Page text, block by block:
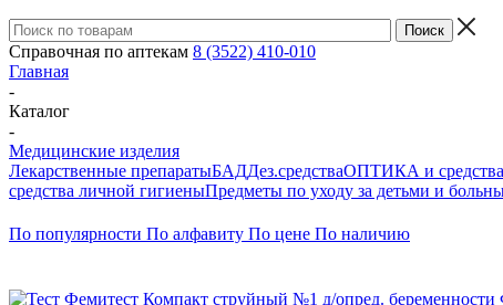
Справочная по аптекам 8 (3522) 410-010
Главная
-
Каталог
-
Медицинские изделия
Лекарственные препаратыБАДДез.средстваОПТИКА и средства
средства личной гигиеныПредметы по уходу за детьми и
По популярности По алфавиту По цене По наличию